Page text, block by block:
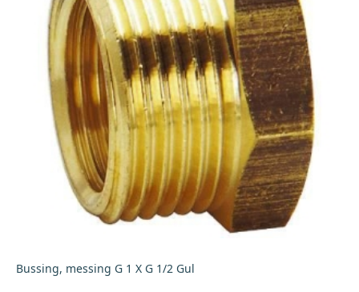
Bussing, messing G 1 X G 1/2 Gul